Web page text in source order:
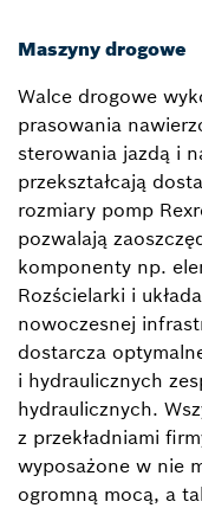
Maszyny drogowe
Walce drogowe
prasowania
sterowania jazdą i
przekształcają
rozmiary pomp
pozwalają
komponenty np.
Rozścielarki i
nowoczesnej
dostarcza
i hydraulicznych
hydraulicznych.
z przekładniami
wyposażone w nie
ogromną mocą, a